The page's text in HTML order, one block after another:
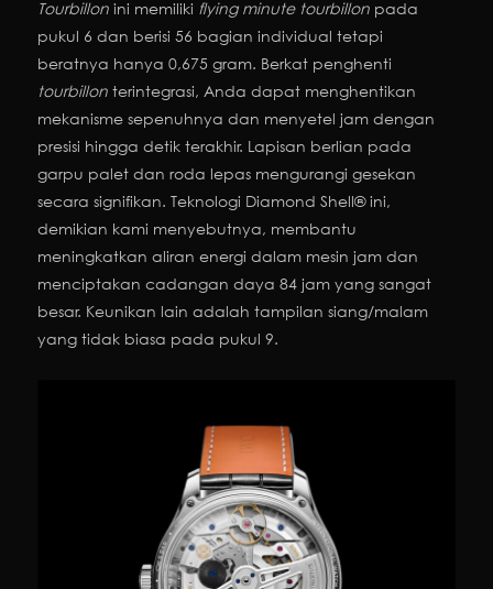
Tourbillon ini memiliki flying minute tourbillon pada
pukul 6 dan berisi 56 bagian individual tetapi
beratnya hanya 0,675 gram. Berkat penghenti
tourbillon terintegrasi, Anda dapat menghentikan
mekanisme sepenuhnya dan menyetel jam dengan
presisi hingga detik terakhir. Lapisan berlian pada
garpu palet dan roda lepas mengurangi gesekan
secara signifikan. Teknologi Diamond Shell® ini,
demikian kami menyebutnya, membantu
meningkatkan aliran energi dalam mesin jam dan
menciptakan cadangan daya 84 jam yang sangat
besar. Keunikan lain adalah tampilan siang/malam
yang tidak biasa pada pukul 9.